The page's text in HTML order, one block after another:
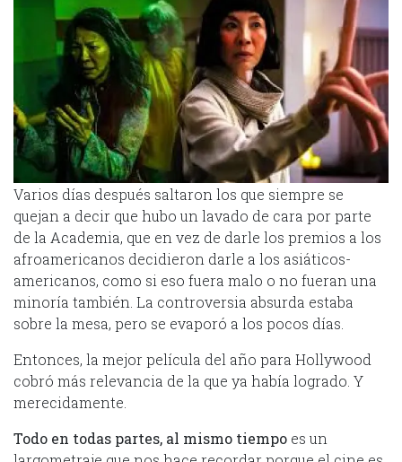
Varios días después saltaron los que siempre se
quejan a decir que hubo un lavado de cara por parte
de la Academia, que en vez de darle los premios a los
afroamericanos decidieron darle a los asiáticos-
americanos, como si eso fuera malo o no fueran una
minoría también. La controversia absurda estaba
sobre la mesa, pero se evaporó a los pocos días.
Entonces, la mejor película del año para Hollywood
cobró más relevancia de la que ya había logrado. Y
merecidamente.
Todo en todas partes, al mismo tiempo es un